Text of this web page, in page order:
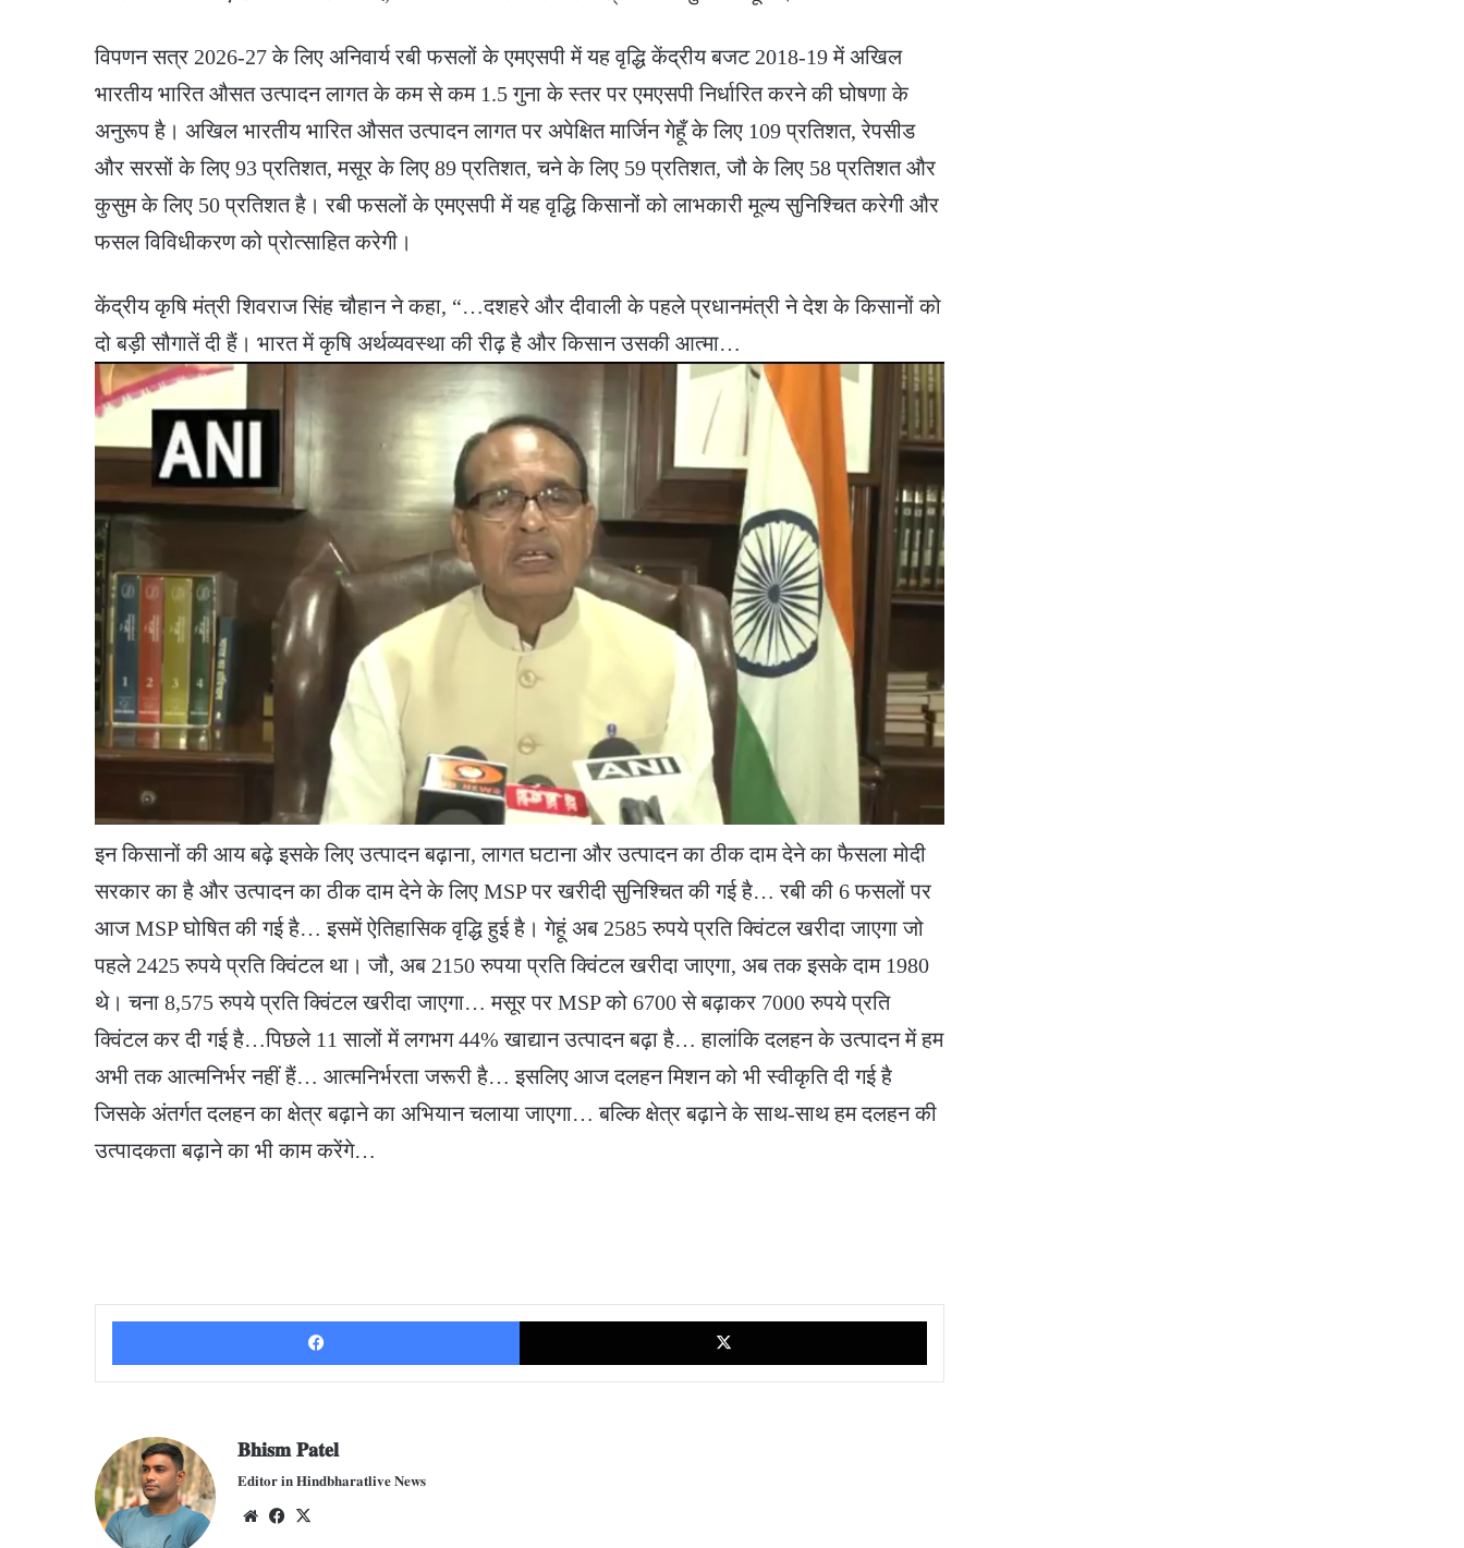
विपणन सत्र 2026-27 के लिए अनिवार्य रबी फसलों के एमएसपी में यह वृद्धि केंद्रीय बजट 2018-19 में अखिल
भारतीय भारित औसत उत्पादन लागत के कम से कम 1.5 गुना के स्तर पर एमएसपी निर्धारित करने की घोषणा के
अनुरूप है। अखिल भारतीय भारित औसत उत्पादन लागत पर अपेक्षित मार्जिन गेहूँ के लिए 109 प्रतिशत, रेपसीड
और सरसों के लिए 93 प्रतिशत, मसूर के लिए 89 प्रतिशत, चने के लिए 59 प्रतिशत, जौ के लिए 58 प्रतिशत और
कुसुम के लिए 50 प्रतिशत है। रबी फसलों के एमएसपी में यह वृद्धि किसानों को लाभकारी मूल्य सुनिश्चित करेगी और
फसल विविधीकरण को प्रोत्साहित करेगी।
केंद्रीय कृषि मंत्री शिवराज सिंह चौहान ने कहा, “…दशहरे और दीवाली के पहले प्रधानमंत्री ने देश के किसानों को
दो बड़ी सौगातें दी हैं। भारत में कृषि अर्थव्यवस्था की रीढ़ है और किसान उसकी आत्मा…
इन किसानों की आय बढ़े इसके लिए उत्पादन बढ़ाना, लागत घटाना और उत्पादन का ठीक दाम देने का फैसला मोदी
सरकार का है और उत्पादन का ठीक दाम देने के लिए MSP पर खरीदी सुनिश्चित की गई है… रबी की 6 फसलों पर
आज MSP घोषित की गई है… इसमें ऐतिहासिक वृद्धि हुई है। गेहूं अब 2585 रुपये प्रति क्विंटल खरीदा जाएगा जो
पहले 2425 रुपये प्रति क्विंटल था। जौ, अब 2150 रुपया प्रति क्विंटल खरीदा जाएगा, अब तक इसके दाम 1980
थे। चना 8,575 रुपये प्रति क्विंटल खरीदा जाएगा… मसूर पर MSP को 6700 से बढ़ाकर 7000 रुपये प्रति
क्विंटल कर दी गई है…पिछले 11 सालों में लगभग 44% खाद्यान उत्पादन बढ़ा है… हालांकि दलहन के उत्पादन में हम
अभी तक आत्मनिर्भर नहीं हैं… आत्मनिर्भरता जरूरी है… इसलिए आज दलहन मिशन को भी स्वीकृति दी गई है
जिसके अंतर्गत दलहन का क्षेत्र बढ़ाने का अभियान चलाया जाएगा… बल्कि क्षेत्र बढ़ाने के साथ-साथ हम दलहन की
उत्पादकता बढ़ाने का भी काम करेंगे…
Facebook
𝐁𝐡𝐢𝐬𝐦 𝐏𝐚𝐭𝐞𝐥
𝐄𝐝𝐢𝐭𝐨𝐫 𝐢𝐧 𝐇𝐢𝐧𝐝𝐛𝐡𝐚𝐫𝐚𝐭𝐥𝐢𝐯𝐞 𝐍𝐞𝐰𝐬
We
Fac